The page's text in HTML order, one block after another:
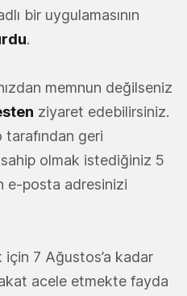
bir uygulamasının
.
memnun değilseniz
ziyaret edebilirsiniz.
geri
olmak istediğiniz 5
e-posta adresinizi
7 Ağustos’a kadar
acele etmekte fayda